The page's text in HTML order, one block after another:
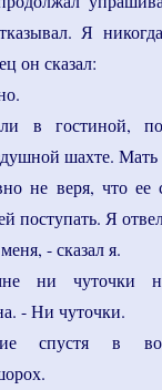
Я
он сказал:
в гостиной,
шахте. Мать
не веря, что ее
поступать. Я
- сказал я.
ни чуточки
- Ни чуточки.
спустя в